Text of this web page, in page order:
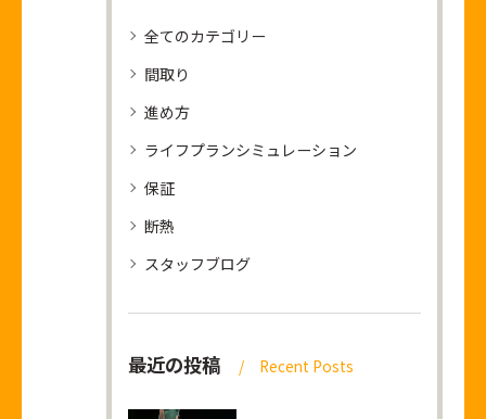
全てのカテゴリー
間取り
進め方
ライフプランシミュレーション
保証
断熱
スタッフブログ
最近の投稿 Recent Posts